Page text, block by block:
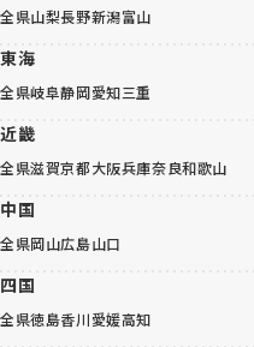
全県山梨長野新潟富山
東海
全県岐阜静岡愛知三重
近畿
全県滋賀京都大阪兵庫奈良和歌山
中国
全県岡山広島山口
四国
全県徳島香川愛媛高知